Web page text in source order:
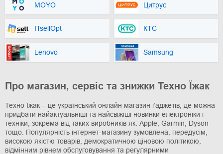
MOYO Цитрус
ITsellOpt КТС
Lenovo Samsung
Про магазин, сервіс та знижки Техно Їжак
Техно Їжак – це український онлайн магазин ґаджетів, де можна
придбати найактуальніші та найсвіжіші новинки електроніки і
техніки, зокрема від таких виробників як: Apple, Garmin, Dyson
тощо. Популярність інтернет-магазину зумовлена, передусім,
високою якістю товарів, демократичною ціновою політикою,
відмінним рівнем обслуговування та регулярними